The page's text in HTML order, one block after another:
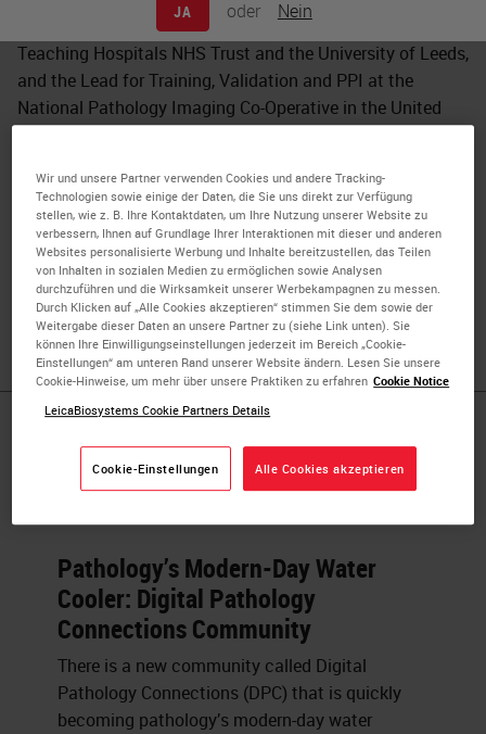
JA oder Nein
Dr. Bethany Williams is a Specialty Doctor at Leeds
Teaching Hospitals NHS Trust and the University of Leeds,
and the Lead for Training, Validation and PPI at the
National Pathology Imaging Co-Operative in the United
pathology training and validation and effective digital
deployment. Her body of research earned her the
Pathological Society’s medal for research impact, and she
is regularly invited to speak at international conferences
as an authority on the digital pathology evidence base,
practical deployment and patient safety.
Published Pieces by
Bethany Williams
Pathology’s Modern-Day Water
Cooler: Digital Pathology
Connections Community
There is a new community called Digital
Pathology Connections (DPC) that is quickly
becoming pathology’s modern-day water
Wir und unsere Partner verwenden Cookies und andere Tracking-
Technologien sowie einige der Daten, die Sie uns direkt zur Verfügung
stellen, wie z. B. Ihre Kontaktdaten, um Ihre Nutzung unserer Website zu
verbessern, Ihnen auf Grundlage Ihrer Interaktionen mit dieser und anderen
Websites personalisierte Werbung und Inhalte bereitzustellen, das Teilen
von Inhalten in sozialen Medien zu ermöglichen sowie Analysen
durchzuführen und die Wirksamkeit unserer Werbekampagnen zu messen.
Durch Klicken auf „Alle Cookies akzeptieren“ stimmen Sie dem sowie der
Weitergabe dieser Daten an unsere Partner zu (siehe Link unten). Sie
können Ihre Einwilligungseinstellungen jederzeit im Bereich „Cookie-
Einstellungen“ am unteren Rand unserer Website ändern. Lesen Sie unsere
Cookie-Hinweise, um mehr über unsere Praktiken zu erfahren Cookie Notice
LeicaBiosystems Cookie Partners Details
Cookie-Einstellungen Alle Cookies akzeptieren